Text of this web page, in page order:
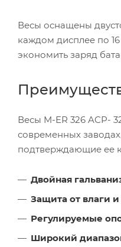
Весы оснащены
каждом дисплее по
экономить заряд
Весы M-ER 326 ACP-
современных
подтверждающие ее
Двойная
Защита от влаги
Регулируемые
Широкий